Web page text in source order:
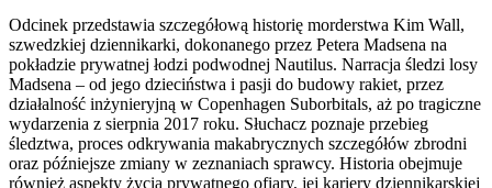
Odcinek przedstawia szczegółową historię morderstwa Kim Wall,
szwedzkiej dziennikarki, dokonanego przez Petera Madsena na
pokładzie prywatnej łodzi podwodnej Nautilus. Narracja śledzi losy
Madsena – od jego dzieciństwa i pasji do budowy rakiet, przez
działalność inżynieryjną w Copenhagen Suborbitals, aż po tragiczne
wydarzenia z sierpnia 2017 roku. Słuchacz poznaje przebieg
śledztwa, proces odkrywania makabrycznych szczegółów zbrodni
oraz późniejsze zmiany w zeznaniach sprawcy. Historia obejmuje
również aspekty życia prywatnego ofiary, jej kariery dziennikarskiej